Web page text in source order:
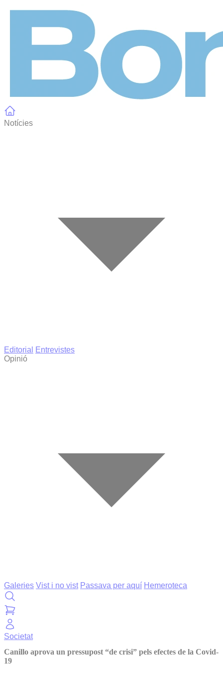
Notícies
Editorial
Entrevistes
Opinió
Galeries Vist i no vist Passava per aquí Hemeroteca
Societat
Canillo aprova un pressupost “de crisi” pels efectes de la Covid-
19